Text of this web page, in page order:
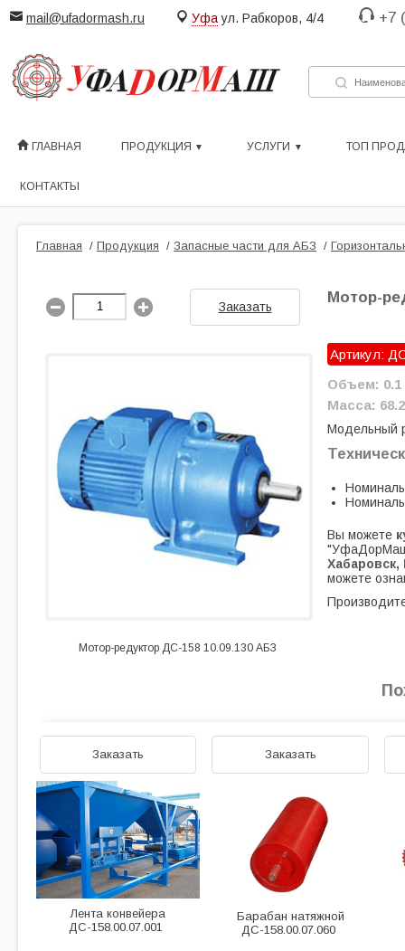
mail@ufadormash.ru Уфа ул. Рабкоров, 4/4 +7
ГЛАВНАЯ ПРОДУКЦИЯ УСЛУГИ ТОП
КОНТАКТЫ
Главная / Продукция / Запасные части для АБЗ /
Заказать
Мотор-редуктор ДС-158 10.09.130 АБЗ
Мотор-
Артикул:
Объем: 0.1
Масса: 68.2
Модельный
Вы можете
Хабаровск,
можете
Заказать
Лента конвейера
ДС-158.00.07.001
Заказать
Барабан натяжной
ДС-158.00.07.060